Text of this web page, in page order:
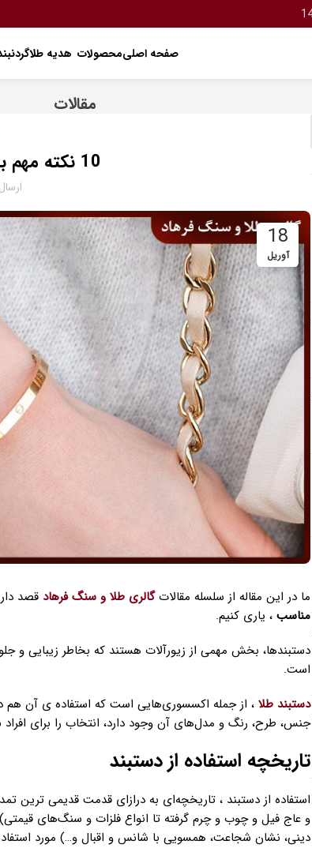
صفحه اصلیمحصولات هدیه طلا
مقالات
10 نکته مهم برای انتخاب دستبند مناسب
18
آوریل
ما در این مقاله از سلسله مقالاتگالری طلا و سنگ فرهاد قصد
مناسب ، یاری کنیم.
دستبندها، بخش مهمی از زیورآلات هستند که بخاطر زیبایی و
است.
دستبند طلا ، از جمله اکسسوری‌هایی است که استفاده ی آن هم در
جنس، طرح، رنگ و مدل‌های آن وجود دارد، انتخاب را برای
تاریخچه استفاده از دستبند
استفاده از دستبند ، تاریخچه‌ای به درازای قدمت قدیمی ترین
و عاج فیل و چوب و چرم گرفته تا انواع فلزات و سنگ‌های
دینی، نشان شجاعت، همسویی با شانس و اقبال و…) مورد